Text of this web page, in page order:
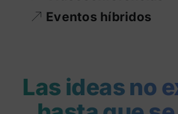
Eventos híbridos
Las ideas no